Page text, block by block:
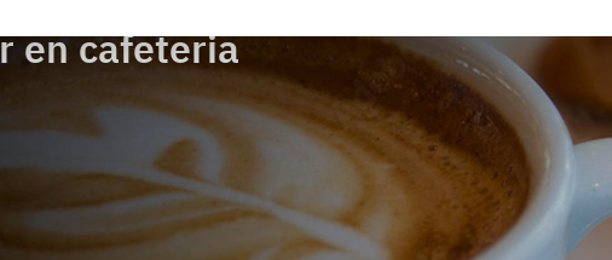
dalla Dichiarazione sui cookie.
che l’utente possa usufruire del servizio richiesto, per
per analizzare il nostro traffico. Condividiamo inoltre informazioni sul
occupano di analisi dei dati web, pubblicità e social media, i quali
o che hanno raccolto dal suo utilizzo dei loro servizi.
en cafeteria